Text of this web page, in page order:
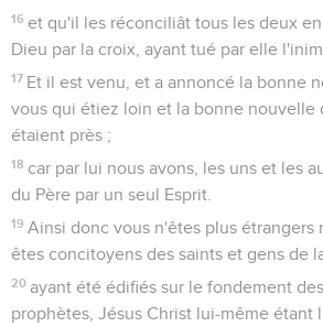
16 et qu'il les réconciliât tous les deux
Dieu par la croix, ayant tué par elle
17 Et il est venu, et a annoncé la bonne
vous qui étiez loin et la bonne nouvelle
étaient près ;
18 car par lui nous avons, les uns et les
du Père par un seul Esprit.
19 Ainsi donc vous n'êtes plus étrangers
êtes concitoyens des saints et gens de
20 ayant été édifiés sur le fondement
prophètes, Jésus Christ lui-même étant